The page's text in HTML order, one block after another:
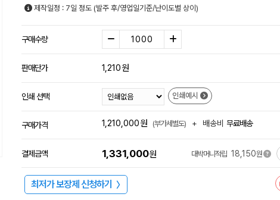
제작일정 : 7일 정도 (발주 후/영업일기준/난이도별 상이)
구매수량
판매단가 1,210원
인쇄 선택 인쇄예시
구매가격 1,210,000원 (부가세별도) + 배송비 무료배송
결제금액 1,331,000원 대박머니적립 18,150원
최저가 보장제 신청하기 〉